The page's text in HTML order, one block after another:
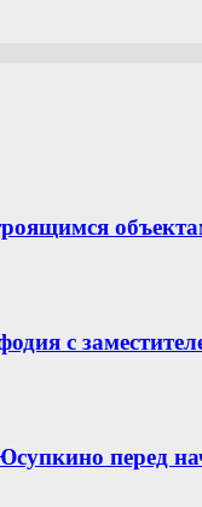
с
перед